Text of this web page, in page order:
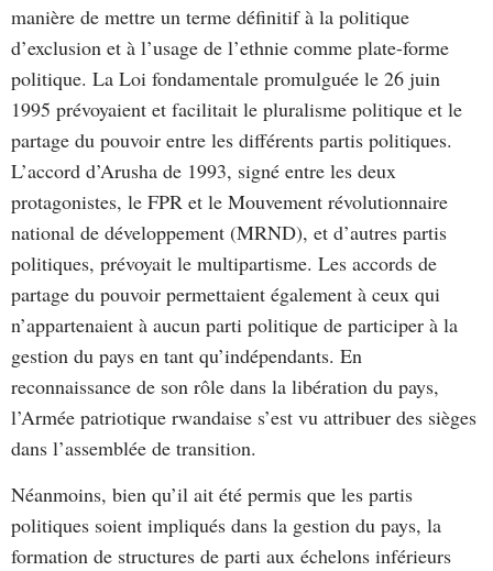
manière de mettre un terme définitif à la politique
d’exclusion et à l’usage de l’ethnie comme plate-forme
politique. La Loi fondamentale promulguée le 26 juin
1995 prévoyaient et facilitait le pluralisme politique et le
partage du pouvoir entre les différents partis politiques.
L’accord d’Arusha de 1993, signé entre les deux
protagonistes, le FPR et le Mouvement révolutionnaire
national de développement (MRND), et d’autres partis
politiques, prévoyait le multipartisme. Les accords de
partage du pouvoir permettaient également à ceux qui
n’appartenaient à aucun parti politique de participer à la
gestion du pays en tant qu’indépendants. En
reconnaissance de son rôle dans la libération du pays,
l’Armée patriotique rwandaise s’est vu attribuer des sièges
dans l’assemblée de transition.
Néanmoins, bien qu’il ait été permis que les partis
politiques soient impliqués dans la gestion du pays, la
formation de structures de parti aux échelons inférieurs